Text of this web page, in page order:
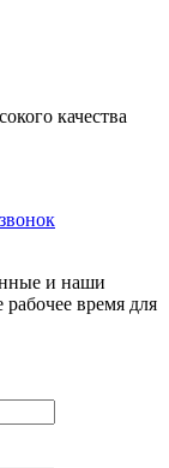
качества
и наши
время для